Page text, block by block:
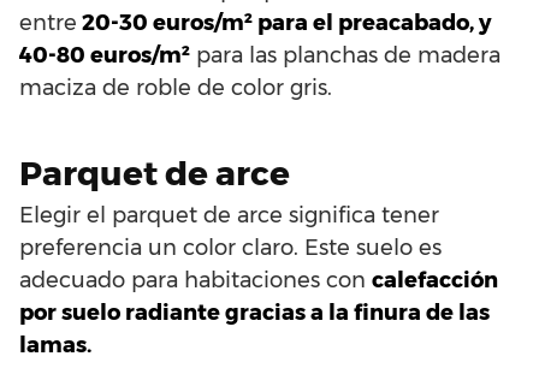
entre 20-30 euros/m² para el preacabado, y
40-80 euros/m² para las planchas de madera
maciza de roble de color gris.
Parquet de arce
Elegir el parquet de arce significa tener
preferencia un color claro. Este suelo es
adecuado para habitaciones con calefacción
por suelo radiante gracias a la finura de las
lamas.